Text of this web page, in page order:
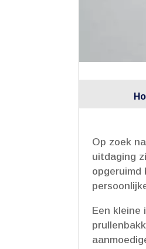
Op zoek
uitdaging
opgeruimd
Een kleine